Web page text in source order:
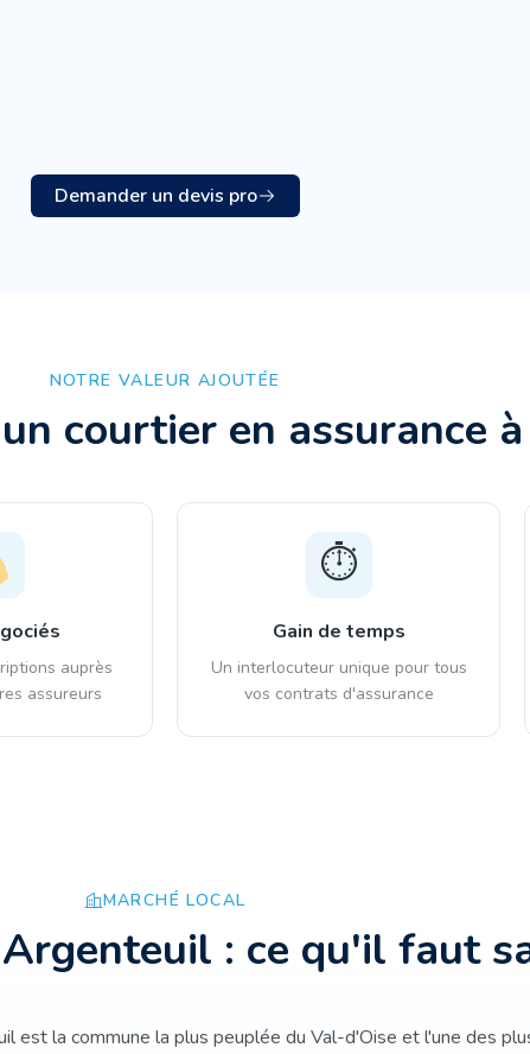
Demander un devis pro
NOTRE VALEUR AJOUTÉE
courtier en assurance à
auprès
assureurs
⏱️
Gain de temps
Un interlocuteur unique pour tous
vos contrats d'assurance
MARCHÉ LOCAL
Argenteuil : ce qu'il faut
est la commune la plus peuplée du Val-d'Oise et l'une des